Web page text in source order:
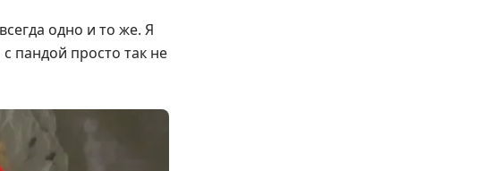
одно и то же. Я
пандой просто так не